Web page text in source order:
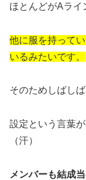
ほとんどがAライ
他に服を持って
いるみたいです。
そのためしばし
設定という言葉
（汗）
メンバーも結成